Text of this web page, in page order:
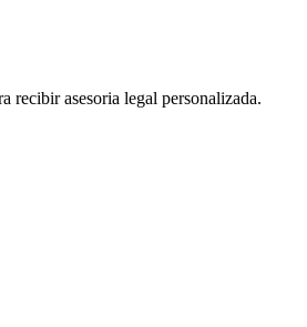
recibir asesoria legal personalizada.